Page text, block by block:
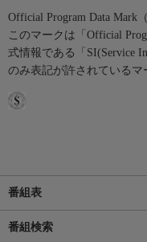
Official Program Data Mark
このマークは「Official
式情報である「SI(Service
のみ表記が許されているマ
番組表
番組検索